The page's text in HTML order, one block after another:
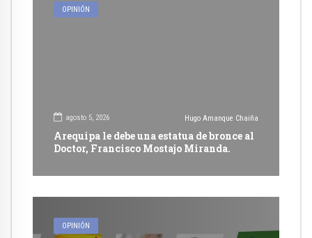
OPINIÓN
agosto 5, 2026 Hugo Amanque Chaiña
Arequipa le debe una estatua de bronce al
Doctor, Francisco Mostajo Miranda.
OPINIÓN